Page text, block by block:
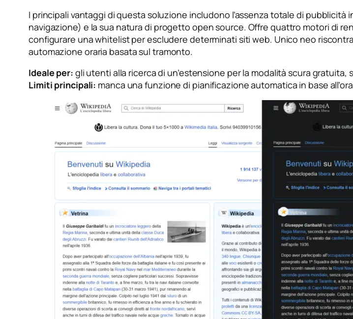
I principali vantaggi di questa soluzione includono l’assenza totale di
navigazione) e la sua natura di progetto open source. Offre quattro motori di
configurare una whitelist per escludere determinati siti web. Unico neo
automazione oraria basata sul tramonto.
Ideale per: gli utenti alla ricerca di un’estensione per la modalità scura
Limiti principali: manca una funzione di pianificazione automatica in base